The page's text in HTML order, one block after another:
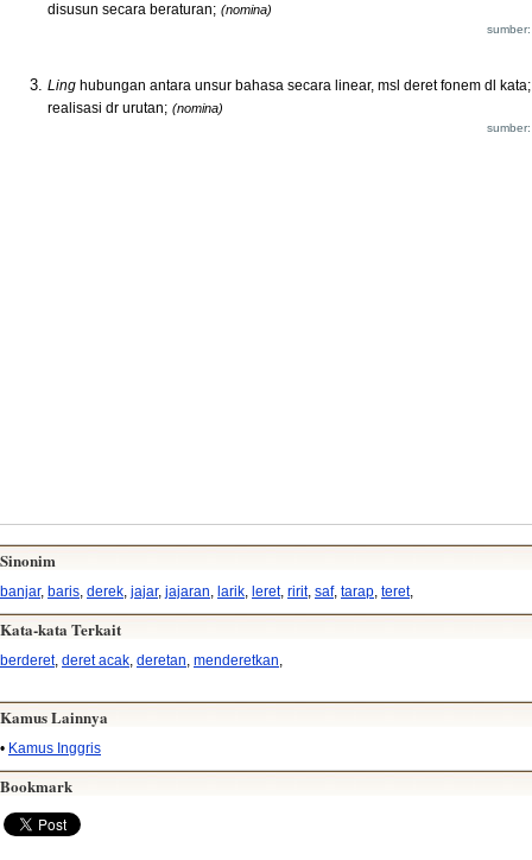
disusun secara beraturan; (nomina)
Ling hubungan antara unsur bahasa secara linear, msl deret fonem dl kata;
realisasi dr urutan; (nomina)
Sinonim
banjar, baris derek jajar, jajaran larik leret, ririt, saf, tarap teret,
Kata-kata Terkait
berderet, deret acak, deretan, menderetkan,
Kamus Lainnya
• Kamus Inggris
Bookmark